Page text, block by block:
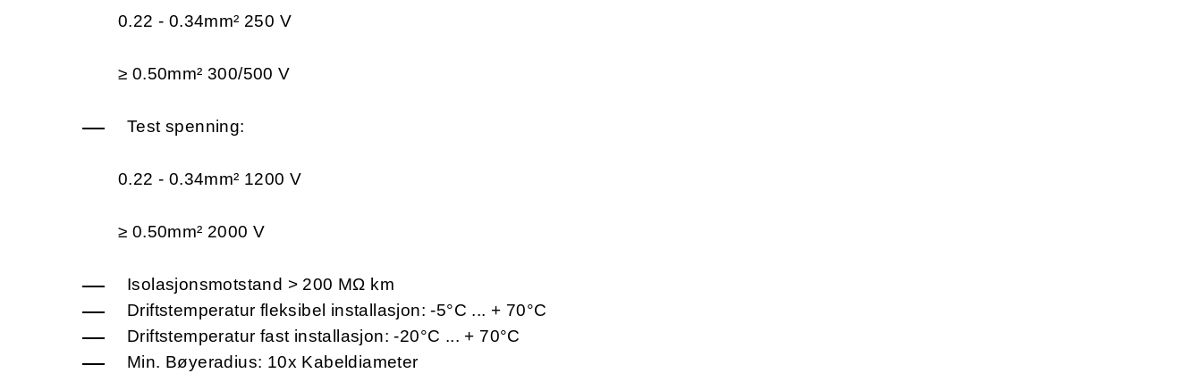
0.22 - 0.34mm² 250 V
≥ 0.50mm² 300/500 V
Test spenning:
0.22 - 0.34mm² 1200 V
≥ 0.50mm² 2000 V
Isolasjonsmotstand > 200 MΩ km
Driftstemperatur fleksibel installasjon: -5°C ... + 70°C
Driftstemperatur fast installasjon: -20°C ... + 70°C
Min. Bøyeradius: 10x Kabeldiameter